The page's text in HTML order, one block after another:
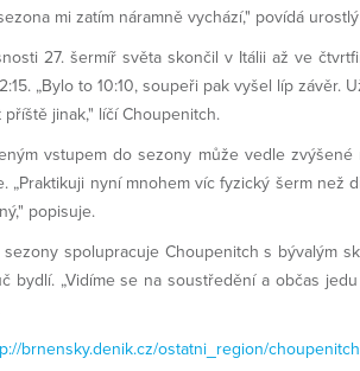
mi zatím náramně vychází," povídá
27. šermíř světa skončil v Itálii až ve
„Bylo to 10:10, soupeři pak vyšel líp
příště jinak," líčí Choupenitch.
vstupem do sezony může vedle
„Praktikuji nyní mnohem víc fyzický šerm než
popisuje.
spolupracuje Choupenitch s bývalým
bydlí. „Vidíme se na soustředění a občas
brnensky.denik.cz/ostatni_region/